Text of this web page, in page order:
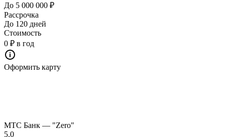
До 5 000 000 ₽
Рассрочка
До 120 дней
Стоимость
0 ₽ в год
Оформить карту
МТС Банк — "Zero"
5.0